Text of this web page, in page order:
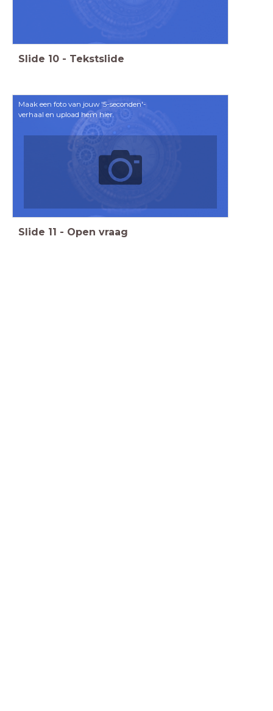
Slide 10 - Tekstslide
Maak een foto van jouw '5-seconden'-
verhaal en upload hem hier.
Slide 11 - Open vraag